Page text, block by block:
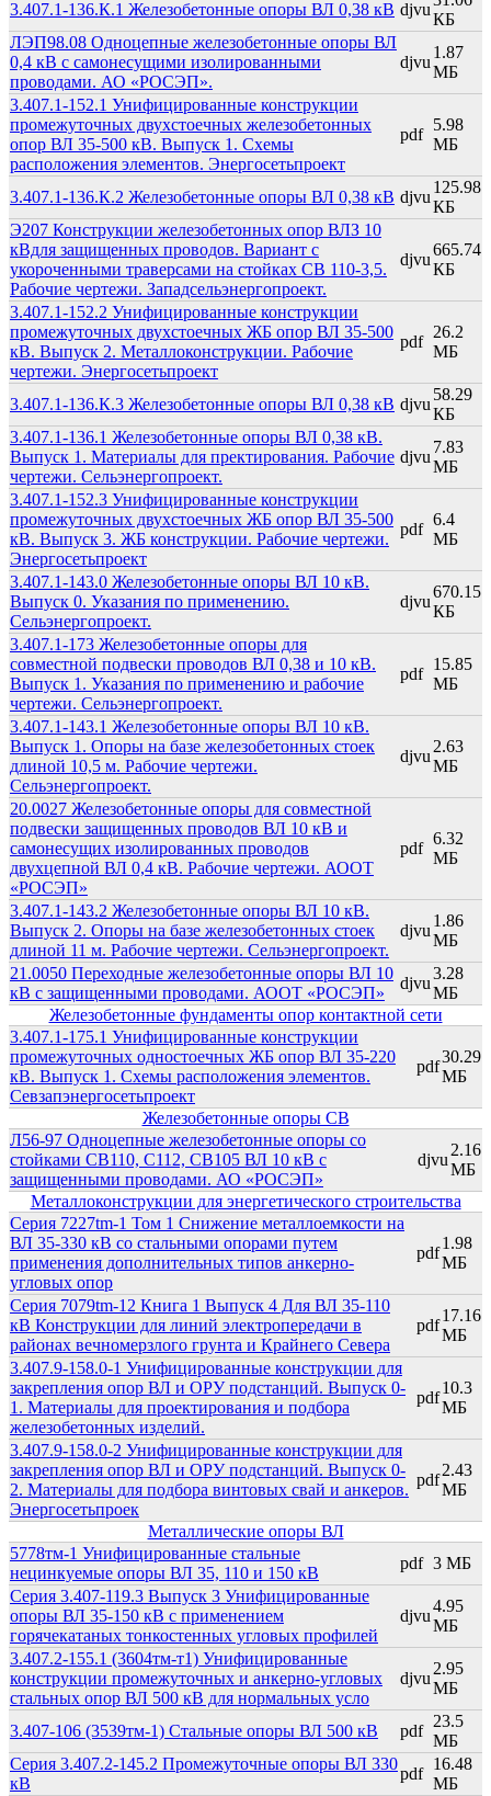
3.407.1-136.К.1 Железобетонные опоры ВЛ 0,38 кВ djvu
КБ
ЛЭП98.08 Одноцепные железобетонные опоры ВЛ
0,4 кВ с самонесущими изолированными
проводами. АО «РОСЭП».
djvu
1.87
МБ
3.407.1-152.1 Унифицированные конструкции
промежуточных двухстоечных железобетонных
опор ВЛ 35-500 кВ. Выпуск 1. Схемы
расположения элементов. Энергосетьпроект
pdf
5.98
МБ
3.407.1-136.К.2 Железобетонные опоры ВЛ 0,38 кВ djvu
125.98
КБ
Э207 Конструкции железобетонных опор ВЛЗ 10
кВдля защищенных проводов. Вариант с
укороченными траверсами на стойках СВ 110-3,5.
Рабочие чертежи. Западсельэнергопроект.
djvu
665.74
КБ
3.407.1-152.2 Унифицированные конструкции
промежуточных двухстоечных ЖБ опор ВЛ 35-500
кВ. Выпуск 2. Металлоконструкции. Рабочие
чертежи. Энергосетьпроект
pdf
26.2
МБ
3.407.1-136.К.3 Железобетонные опоры ВЛ 0,38 кВ djvu
58.29
КБ
3.407.1-136.1 Железобетонные опоры ВЛ 0,38 кВ.
Выпуск 1. Материалы для пректирования. Рабочие
чертежи. Сельэнергопроект.
djvu
7.83
МБ
3.407.1-152.3 Унифицированные конструкции
промежуточных двухстоечных ЖБ опор ВЛ 35-500
кВ. Выпуск 3. ЖБ конструкции. Рабочие чертежи.
Энергосетьпроект
pdf
6.4
МБ
3.407.1-143.0 Железобетонные опоры ВЛ 10 кВ.
Выпуск 0. Указания по применению.
Сельэнергопроект.
djvu
670.15
КБ
3.407.1-173 Железобетонные опоры для
совместной подвески проводов ВЛ 0,38 и 10 кВ.
Выпуск 1. Указания по применению и рабочие
чертежи. Сельэнергопроект.
pdf
15.85
МБ
3.407.1-143.1 Железобетонные опоры ВЛ 10 кВ.
Выпуск 1. Опоры на базе железобетонных стоек
длиной 10,5 м. Рабочие чертежи.
Сельэнергопроект.
djvu
2.63
МБ
20.0027 Железобетонные опоры для совместной
подвески защищенных проводов ВЛ 10 кВ и
самонесущих изолированных проводов
двухцепной ВЛ 0,4 кВ. Рабочие чертежи. АООТ
«РОСЭП»
pdf
6.32
МБ
3.407.1-143.2 Железобетонные опоры ВЛ 10 кВ.
Выпуск 2. Опоры на базе железобетонных стоек
длиной 11 м. Рабочие чертежи. Сельэнергопроект.
djvu
1.86
МБ
21.0050 Переходные железобетонные опоры ВЛ 10
кВ с защищенными проводами. АООТ «РОСЭП»
djvu
3.28
МБ
Железобетонные фундаменты опор контактной сети
3.407.1-175.1 Унифицированные конструкции
промежуточных одностоечных ЖБ опор ВЛ 35-220
кВ. Выпуск 1. Схемы расположения элементов.
Севзапэнергосетьпроект
pdf
30.29
МБ
Железобетонные опоры СВ
Л56-97 Одноцепные железобетонные опоры со
стойками СВ110, С112, СВ105 ВЛ 10 кВ с
защищенными проводами. АО «РОСЭП»
djvu
2.16
МБ
Металлоконструкции для энергетического строительства
Серия 7227tm-1 Том 1 Снижение металлоемкости на
ВЛ 35-330 кВ со стальными опорами путем
применения дополнительных типов анкерно-
угловых опор
pdf
1.98
МБ
Серия 7079tm-12 Книга 1 Выпуск 4 Для ВЛ 35-110
кВ Конструкции для линий электропередачи в
районах вечномерзлого грунта и Крайнего Севера
pdf
17.16
МБ
3.407.9-158.0-1 Унифицированные конструкции для
закрепления опор ВЛ и ОРУ подстанций. Выпуск 0-
1. Материалы для проектирования и подбора
железобетонных изделий.
pdf
10.3
МБ
3.407.9-158.0-2 Унифицированные конструкции для
закрепления опор ВЛ и ОРУ подстанций. Выпуск 0-
2. Материалы для подбора винтовых свай и анкеров.
Энергосетьпроек
pdf
2.43
МБ
Металлические опоры ВЛ
5778тм-1 Унифицированные стальные
нецинкуемые опоры ВЛ 35, 110 и 150 кВ
pdf 3 МБ
Серия 3.407-119.3 Выпуск 3 Унифицированные
опоры ВЛ 35-150 кВ с применением
горячекатаных тонкостенных угловых профилей
djvu
4.95
МБ
3.407.2-155.1 (3604тм-т1) Унифицированные
конструкции промежуточных и анкерно-угловых
стальных опор ВЛ 500 кВ для нормальных усло
djvu
2.95
МБ
3.407-106 (3539тм-1) Стальные опоры ВЛ 500 кВ pdf
23.5
МБ
Серия 3.407.2-145.2 Промежуточные опоры ВЛ 330
кВ
pdf
16.48
МБ